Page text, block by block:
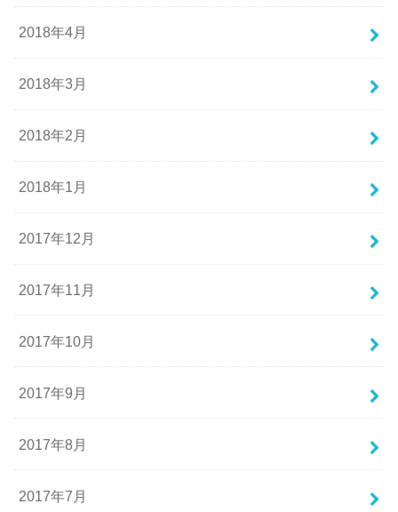
2018年4月
2018年3月
2018年2月
2018年1月
2017年12月
2017年11月
2017年10月
2017年9月
2017年8月
2017年7月